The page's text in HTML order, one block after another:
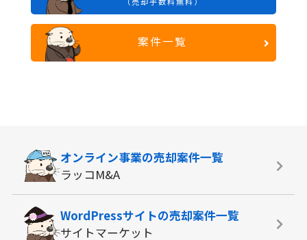
案件一覧
オンライン事業の売却案件一覧
ラッコM&A
WordPressサイトの売却案件一覧
サイトマーケット